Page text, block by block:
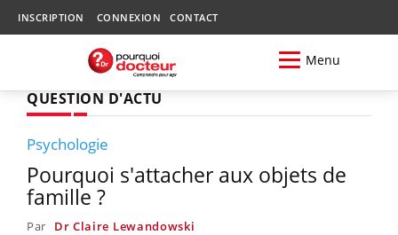
INSCRIPTION CONNEXION CONTACT
Menu
QUESTION D'ACTU
Psychologie
Pourquoi s'attacher aux objets de
famille ?
Par Dr Claire Lewandowski